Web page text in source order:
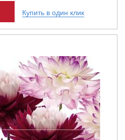
Купить в один клик